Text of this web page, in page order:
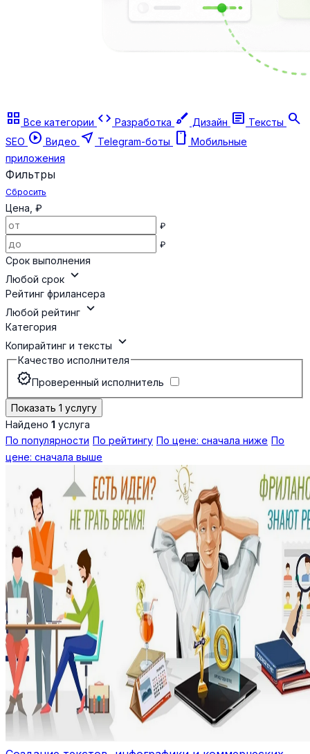
grid_view Все категории code Разработка brush Дизайн article Тексты search
SEO play_circle Видео near_me Telegram-боты smartphone Мобильные
приложения
Фильтры
Сбросить
Цена, ₽
₽
₽
Срок выполнения
Любой срок expand_more
Рейтинг фрилансера
Любой рейтинг expand_more
Категория
Копирайтинг и тексты expand_more
Качество исполнителя
verifiedПроверенный исполнитель
Показать 1 услугу
Найдено 1 услуга
По популярности По рейтингу По цене: сначала ниже По
цене: сначала выше